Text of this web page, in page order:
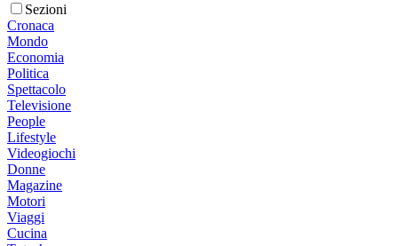
Sezioni
Cronaca
Mondo
Economia
Politica
Spettacolo
Televisione
People
Lifestyle
Videogiochi
Donne
Magazine
Motori
Viaggi
Cucina